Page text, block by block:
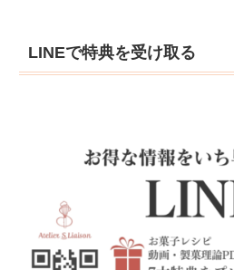
LINEで特典を受け取る